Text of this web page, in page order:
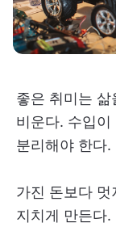
좋은 취미는
비운다. 수입
분리해야 한다.
가진 돈보다
지치게 만든다.